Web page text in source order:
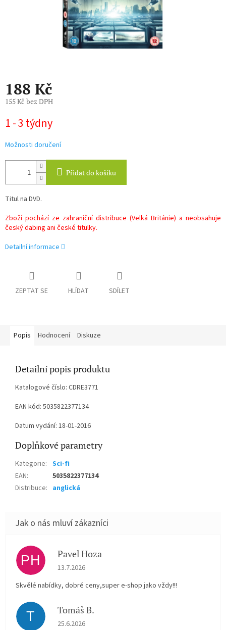
188 Kč
155 Kč bez DPH
cena:
1 - 3 týdny
Možnosti doručení
Přidat do košíku
Titul na DVD.
Zboží pochází ze zahraniční distribuce (Velká Británie) a neobsahuje
český dabing ani české titulky.
Detailní informace
ZEPTAT SE HLÍDAT SDÍLET
Popis Hodnocení Diskuze
Detailní popis produktu
Katalogové číslo: CDRE3771
EAN kód: 5035822377134
Datum vydání: 18-01-2016
Doplňkové parametry
Kategorie: Sci-fi
EAN:
5035822377134
Distribuce: anglická
PH Pavel Hoza
Hodnocení obchodu je 5 z 5 hvězdiček.
13.7.2026
Skvělé nabídky, dobré ceny,super e-shop jako vždy!!!
T Tomáš B.
Hodnocení obchodu je 5 z 5 hvězdiček.
25.6.2026